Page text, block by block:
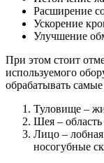
Расширение
Ускорение
Улучшение
При этом стоит
используемого
обрабатывать
Туловище –
Шея –
Лицо – лобная
носогубные